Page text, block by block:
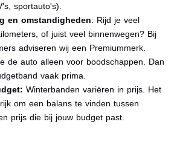
sportauto's).
en omstandigheden: Rijd je veel
of juist veel binnenwegen? Bij
adviseren wij een Premiummerk.
de auto alleen voor boodschappen. Dan
vaak prima.
Winterbanden variëren in prijs. Het
om een balans te vinden tussen
prijs die bij jouw budget past.